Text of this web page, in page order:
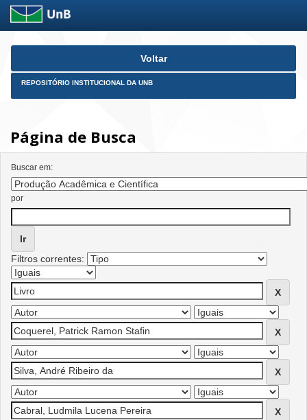
Skip
Voltar
REPOSITÓRIO INSTITUCIONAL DA UNB
Página de Busca
Buscar em:
por
Filtros correntes: